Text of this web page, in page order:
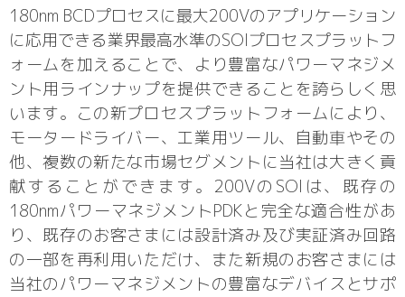
180nm BCDプロセスに最大200Vのアプリケーション
に応用できる業界最高水準のSOIプロセスプラットフ
ォームを加えることで、より豊富なパワーマネジメ
ント用ラインナップを提供できることを誇らしく思
います。この新プロセスプラットフォームにより、
モータードライバー、工業用ツール、自動車やその
他、複数の新たな市場セグメントに当社は大きく貢
献することができます。200VのSOIは、既存の
180nmパワーマネジメントPDKと完全な適合性があ
り、既存のお客さまには設計済み及び実証済み回路
の一部を再利用いただけ、また新規のお客さまには
当社のパワーマネジメントの豊富なデバイスとサポ